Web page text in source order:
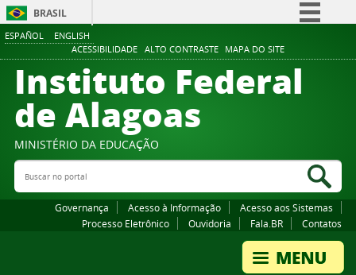
ESPAÑOL ENGLISH
ACESSIBILIDADE ALTO CONTRASTE MAPA DO SITE
BRASIL
Comunica BR
Participe
Canais
Instituto Federal
de Alagoas
MINISTÉRIO DA EDUCAÇÃO
Buscar no portal
Governança Acesso à Informação
Acesso aos Sistemas
Processo Eletrônico
Ouvidoria Fala.BR Contatos